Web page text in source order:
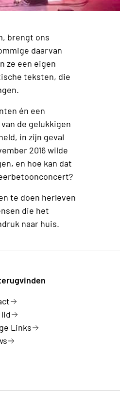
brengt ons
daarvan
ze een eigen
teksten, die
én een
de gelukkigen
in zijn geval
2016 wilde
en hoe kan dat
te doen herleven
die het
naar huis.
Links